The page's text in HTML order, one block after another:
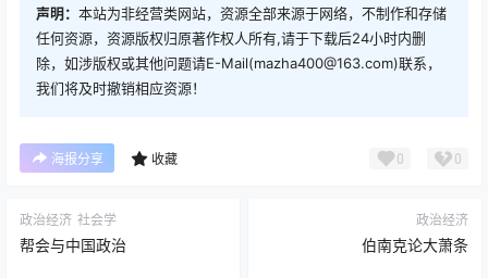
声明： 本站为非经营类网站，资源全部来源于网络，不制作和存储
任何资源，资源版权归原著作权人所有,请于下载后24小时内删
除，如涉版权或其他问题请E-Mail(mazha400@163.com)联系，
我们将及时撤销相应资源！
海报分享 收藏 0 0
政治经济 社会学
帮会与中国政治
政治经济
伯南克论大萧条